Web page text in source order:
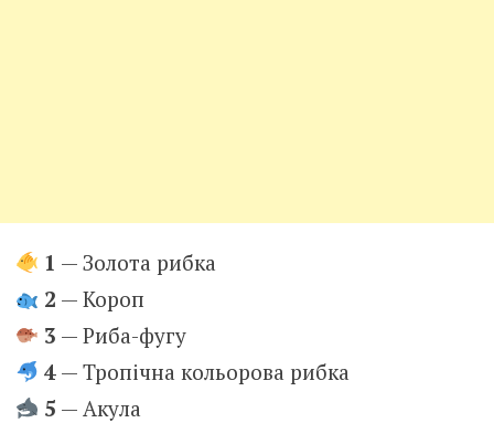
1 — Золота рибка
2 — Короп
3 — Риба-фугу
4 — Тропічна кольорова рибка
5 — Акула